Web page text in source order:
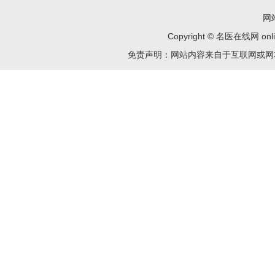
网
Copyright © 名医在线网
免责声明：网站内容来自于互联网或